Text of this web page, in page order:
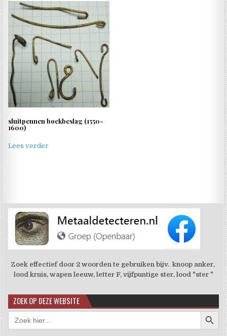
sluitpennen boekbeslag (1550-
1600)
Lees verder
Zoek effectief door 2 woorden te gebruiken bijv. knoop anker,
lood kruis, wapen leeuw, letter F, vijfpuntige ster, lood "ster "
ZOEK OP DEZE WEBSITE
Zoek
naar: